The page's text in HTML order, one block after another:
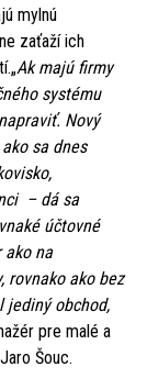
mylnú
zaťaží ich
Ak majú firmy
systému
Nový
sa dnes
– dá sa
účtovné
ako na
rovnako ako bez
jediný obchod,
pre malé a
Šouc.